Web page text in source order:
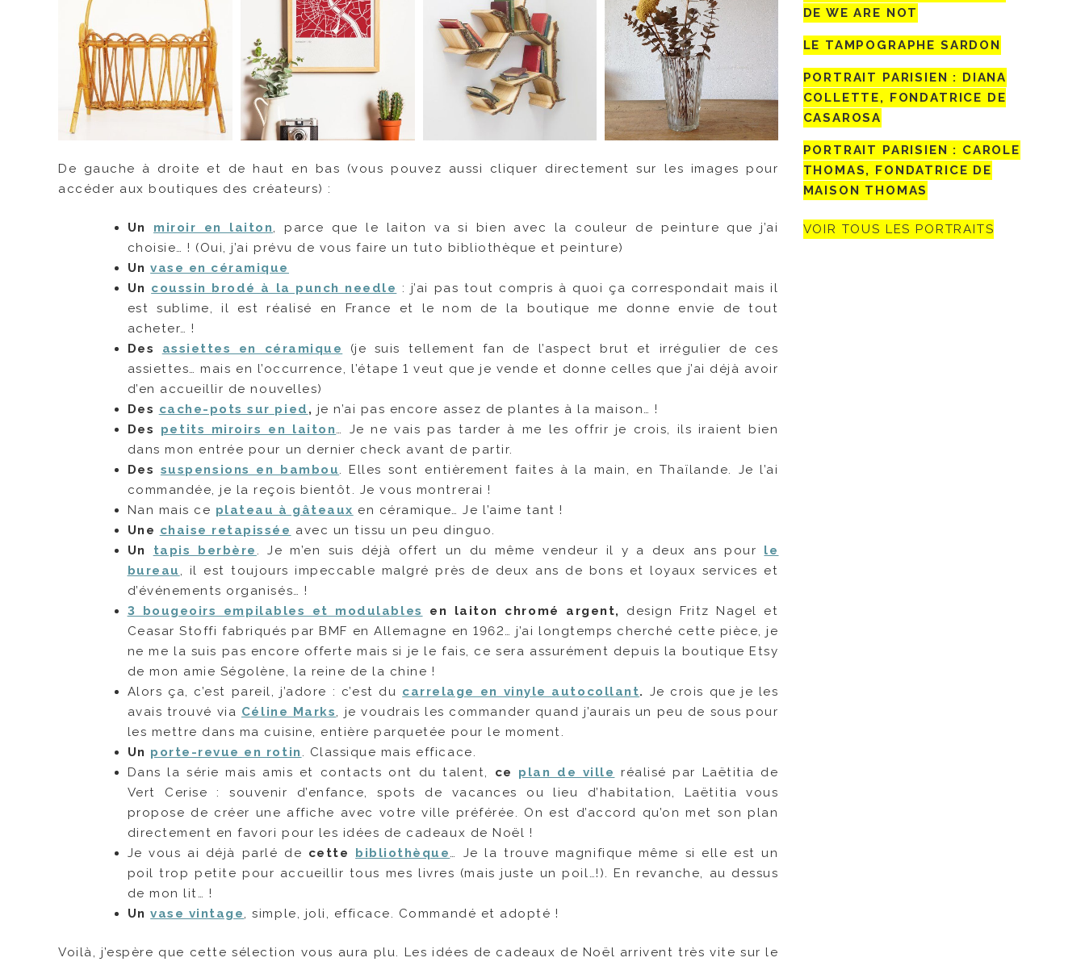
De gauche à droite et de haut en bas (vous pouvez aussi cliquer directement sur les images pour
accéder aux boutiques des créateurs) :
Un miroir en laiton, parce que le laiton va si bien avec la couleur de peinture que j’ai
choisie… ! (Oui, j’ai prévu de vous faire un tuto bibliothèque et peinture)
Unvase en céramique
Un coussin brodé à la punch needle : j’ai pas tout compris à quoi ça correspondait mais il
est sublime, il est réalisé en France et le nom de la boutique me donne envie de tout
acheter… !
Des assiettes en céramique
(je suis tellement fan de l’aspect brut et irrégulier de ces
assiettes… mais en l’occurrence, l’étape 1 veut que je vende et donne celles que j’ai déjà avoir
d’en accueillir de nouvelles)
Des cache-pots sur pied , je n’ai pas encore assez de plantes à la maison… !
Des petits miroirs en laiton… Je ne vais pas tarder à me les offrir je crois, ils iraient bien
dans mon entrée pour un dernier check avant de partir.
Des suspensions en bambou. Elles sont entièrement faites à la main, en Thaïlande. Je l’ai
commandée, je la reçois bientôt. Je vous montrerai !
Nan mais ce plateau à gâteaux en céramique… Je l’aime tant !
Une chaise retapissée avec un tissu un peu dinguo.
Un tapis berbère . Je m’en suis déjà offert un du même vendeur il y a deux ans pour le
bureau , il est toujours impeccable malgré près de deux ans de bons et loyaux services et
d’événements organisés… !
3 bougeoirs empilables et modulables
en laiton chromé argent,
design Fritz Nagel et
Ceasar Stoffi fabriqués par BMF en Allemagne en 1962… j’ai longtemps cherché cette pièce, je
ne me la suis pas encore offerte mais si je le fais, ce sera assurément depuis la boutique Etsy
de mon amie Ségolène, la reine de la chine !
Alors ça, c’est pareil, j’adore : c’est du carrelage en vinyle autocollant. Je crois que je les
avais trouvé via Céline Marks, je voudrais les commander quand j’aurais un peu de sous pour
les mettre dans ma cuisine, entière parquetée pour le moment.
Un porte-revue en rotin . Classique mais efficace.
Dans la série mais amis et contacts ont du talent, ce plan de ville
réalisé par Laëtitia de
Vert Cerise : souvenir d’enfance, spots de vacances ou lieu d’habitation, Laëtitia vous
propose de créer une affiche avec votre ville préférée. On est d’accord qu’on met son plan
directement en favori pour les idées de cadeaux de Noël !
Je vous ai déjà parlé de cette bibliothèque… Je la trouve magnifique même si elle est un
poil trop petite pour accueillir tous mes livres (mais juste un poil…!). En revanche, au dessus
de mon lit… !
Unvase vintage, simple, joli, efficace. Commandé et adopté !
Voilà, j’espère que cette sélection vous aura plu. Les idées de cadeaux de Noël arrivent très vite sur le
DE WE ARE NOT
LE TAMPOGRAPHE SARDON
PORTRAIT PARISIEN : DIANA
COLLETTE, FONDATRICE DE
CASAROSA
PORTRAIT PARISIEN : CAROLE
THOMAS, FONDATRICE DE
MAISON THOMAS
VOIR TOUS LES PORTRAITS